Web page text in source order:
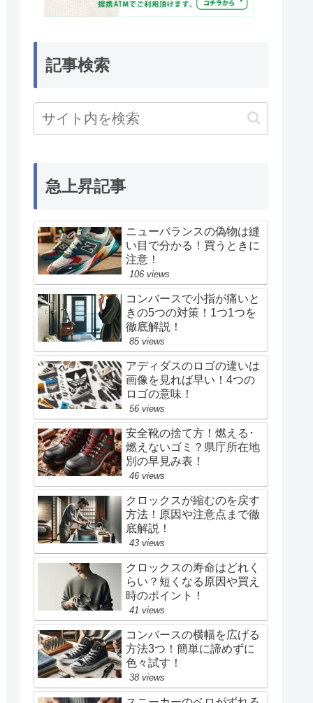
記事検索
急上昇記事
ニューバランスの偽物は縫
い目で分かる！買うときに
注意！
106 views
コンバースで小指が痛いと
きの5つの対策！1つ1つを
徹底解説！
85 views
アディダスのロゴの違いは
画像を見れば早い！4つの
ロゴの意味！
56 views
安全靴の捨て方！燃える･
燃えないゴミ？県庁所在地
別の早見み表！
46 views
クロックスが縮むのを戻す
方法！原因や注意点まで徹
底解説！
43 views
クロックスの寿命はどれく
らい？短くなる原因や買え
時のポイント！
41 views
コンバースの横幅を広げる
方法3つ！簡単に諦めずに
色々試す！
38 views